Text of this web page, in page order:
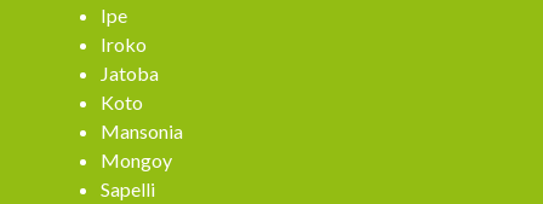
Ipe
Iroko
Jatoba
Koto
Mansonia
Mongoy
Sapelli